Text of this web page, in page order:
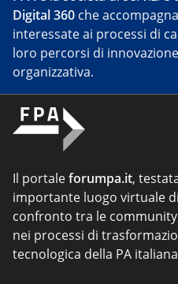
Digital 360 che
interessate ai processi di
loro percorsi di
organizzativa.
Il portaleforumpa.it,
importante luogo virtuale
confronto tra le
nei processi di
tecnologica della PA